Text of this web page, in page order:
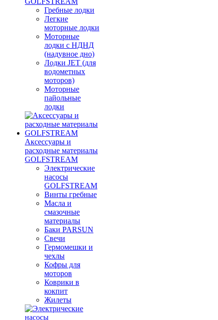
Гребные лодки
Легкие
моторные лодки
Моторные
лодки с НДНД
(надувное дно)
Лодки JET (для
водометных
моторов)
Моторные
пайольные
лодки
Аксессуары и
расходные материалы
GOLFSTREAM
Электрические
насосы
GOLFSTREAM
Винты гребные
Масла и
смазочные
материалы
Баки PARSUN
Свечи
Гермомешки и
чехлы
Кофры для
моторов
Коврики в
кокпит
Жилеты